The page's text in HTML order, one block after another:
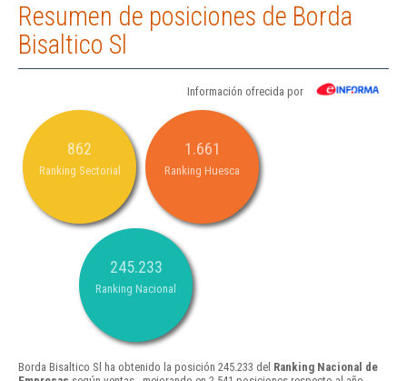
Resumen de posiciones de Borda
Bisaltico Sl
Información ofrecida por
862
Ranking Sectorial
1.661
Ranking Huesca
245.233
Ranking Nacional
Borda Bisaltico Sl ha obtenido la posición 245.233 del Ranking Nacional de